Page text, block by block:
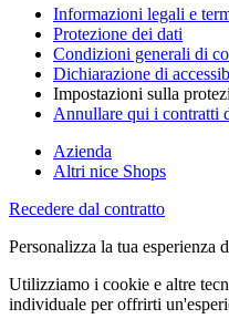
Informazioni legali e
Protezione dei dati
Condizioni generali di
Dichiarazione di
Impostazioni sulla
Annullare qui i contratti
Azienda
Altri nice Shops
Recedere dal contratto
Personalizza la tua esperienza
Utilizziamo i cookie e altre
individuale per offrirti